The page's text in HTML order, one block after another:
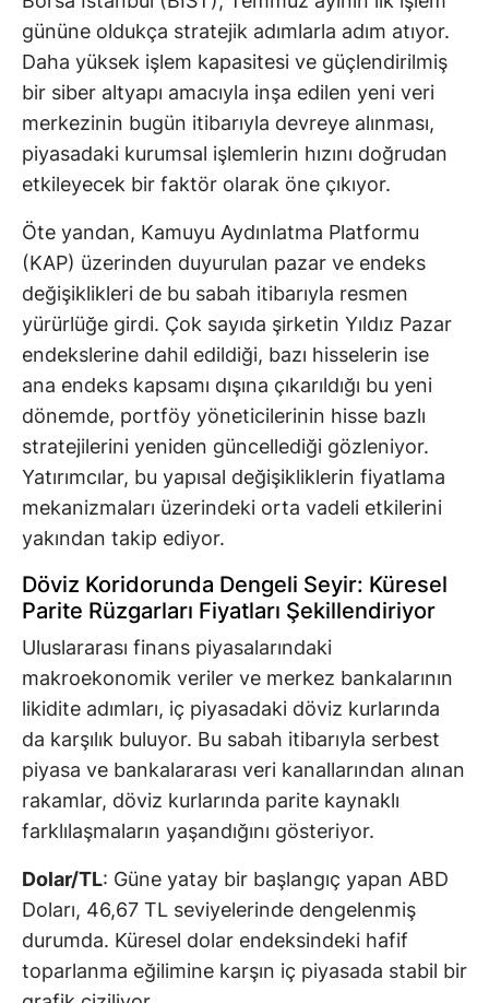
gününe oldukça stratejik adımlarla adım atıyor.
Daha yüksek işlem kapasitesi ve güçlendirilmiş
bir siber altyapı amacıyla inşa edilen yeni veri
merkezinin bugün itibarıyla devreye alınması,
piyasadaki kurumsal işlemlerin hızını doğrudan
etkileyecek bir faktör olarak öne çıkıyor.
Öte yandan, Kamuyu Aydınlatma Platformu
(KAP) üzerinden duyurulan pazar ve endeks
değişiklikleri de bu sabah itibarıyla resmen
yürürlüğe girdi. Çok sayıda şirketin Yıldız Pazar
endekslerine dahil edildiği, bazı hisselerin ise
ana endeks kapsamı dışına çıkarıldığı bu yeni
dönemde, portföy yöneticilerinin hisse bazlı
stratejilerini yeniden güncellediği gözleniyor.
Yatırımcılar, bu yapısal değişikliklerin fiyatlama
mekanizmaları üzerindeki orta vadeli etkilerini
yakından takip ediyor.
Döviz Koridorunda Dengeli Seyir: Küresel
Parite Rüzgarları Fiyatları Şekillendiriyor
Uluslararası finans piyasalarındaki
makroekonomik veriler ve merkez bankalarının
likidite adımları, iç piyasadaki döviz kurlarında
da karşılık buluyor. Bu sabah itibarıyla serbest
piyasa ve bankalararası veri kanallarından alınan
rakamlar, döviz kurlarında parite kaynaklı
farklılaşmaların yaşandığını gösteriyor.
Dolar/TL: Güne yatay bir başlangıç yapan ABD
Doları, 46,67 TL seviyelerinde dengelenmiş
durumda. Küresel dolar endeksindeki hafif
toparlanma eğilimine karşın iç piyasada stabil bir